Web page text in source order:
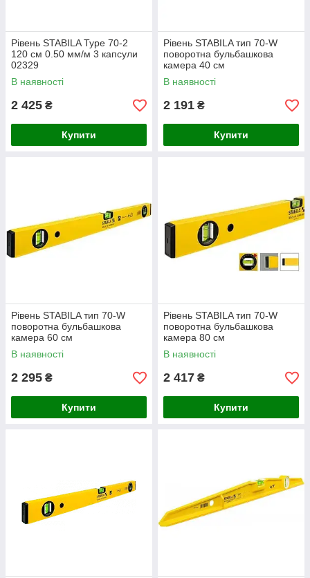
Рівень STABILA Type 70-2
120 см 0.50 мм/м 3 капсули
02329
В наявності
2 425 ₴
Купити
Рівень STABILA тип 70-W
поворотна бульбашкова
камера 40 см
В наявності
2 191 ₴
Купити
Рівень STABILA тип 70-W
поворотна бульбашкова
камера 60 см
В наявності
2 295 ₴
Купити
Рівень STABILA тип 70-W
поворотна бульбашкова
камера 80 см
В наявності
2 417 ₴
Купити